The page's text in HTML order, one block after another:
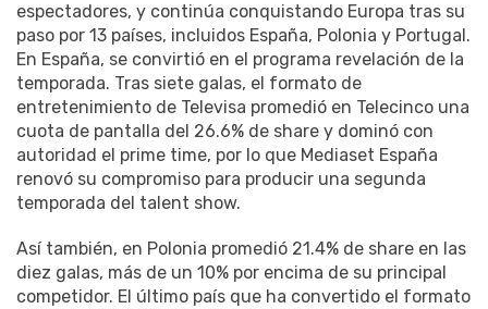
espectadores, y continúa conquistando Europa tras su
paso por 13 países, incluidos España, Polonia y Portugal.
En España, se convirtió en el programa revelación de la
temporada. Tras siete galas, el formato de
entretenimiento de Televisa promedió en Telecinco una
cuota de pantalla del 26.6% de share y dominó con
autoridad el prime time, por lo que Mediaset España
renovó su compromiso para producir una segunda
temporada del talent show.
Así también, en Polonia promedió 21.4% de share en las
diez galas, más de un 10% por encima de su principal
competidor. El último país que ha convertido el formato